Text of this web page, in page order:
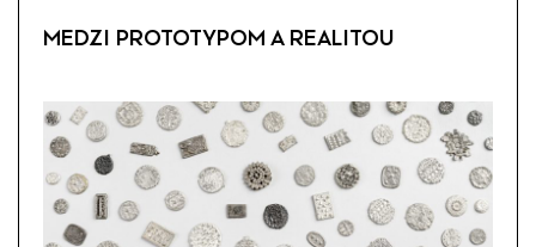
MEDZI PROTOTYPOM A REALITOU